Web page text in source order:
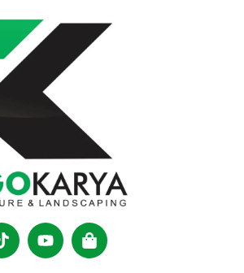
TiktokYoutubeShopping-
bag